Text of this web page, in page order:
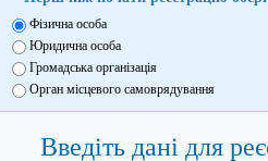
Фізична особа
Юридична особа
Громадська організація
Орган місцевого самоврядування
Введіть дані для